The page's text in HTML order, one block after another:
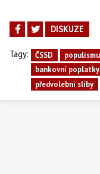
DISKUZE
Tagy: ČSSD
bankovní poplatky
předvolební sliby